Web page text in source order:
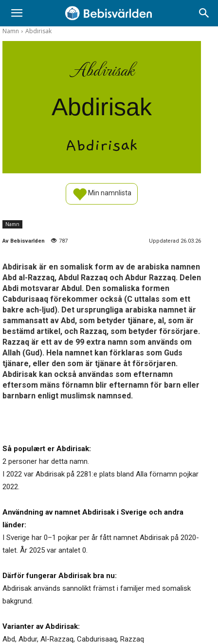
Namn Abdirisak
Abdirisak
Abdirisak
Abdirisak
Min namnlista
Namn
Av Bebisvarlden 787 Uppdaterad 26.03.26
Abdirisak är en somalisk form av de arabiska namnen
Abd al-Razzaq, Abdul Razzaq och Abdur Razzaq. Delen
Abdi motsvarar Abdul. Den somaliska formen
Cabdurisaaq förekommer också (C uttalas som ett
bakre ach-ljud). Det ursprungliga arabiska namnet är
sammansatt av Abd, som betyder tjänare, al, som är
bestämd artikel, och Razzaq, som betyder försörjare.
Razzaq är ett av de 99 extra namn som används om
Allah (Gud). Hela namnet kan förklaras som Guds
tjänare, eller den som är tjänare åt försörjaren.
Abdirisak kan också användas som efternamn
eftersom mäns förnamn blir efternamn för barn eller
barnbarn enligt muslimsk namnsed.
Så populært er Abdirisak:
2 personer har detta namn.
I 2022 var Abdirisak på 2281:e plats bland Alla förnamn pojkar
2022.
Användning av namnet Abdirisak i Sverige och andra
länder:
I Sverige har 0–1 pojkar per år fått namnet Abdirisak på 2020-
talet. År 2025 var antalet 0.
Därför fungerar Abdirisak bra nu:
Abdirisak används sannolikt främst i familjer med somalisk
bakgrund.
Varianter av Abdirisak:
Abd, Abdur, Al-Razzaq, Cabdurisaaq, Razzaq